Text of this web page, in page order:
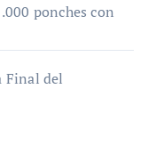
ponches con
Final del